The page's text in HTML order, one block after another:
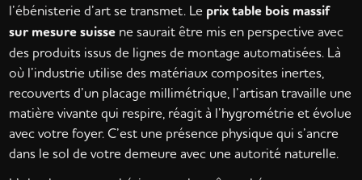
l’ébénisterie d’art se transmet. Le prix table bois massif
sur mesure suisse ne saurait être mis en perspective avec
des produits issus de lignes de montage automatisées. Là
où l’industrie utilise des matériaux composites inertes,
recouverts d’un placage millimétrique, l’artisan travaille une
matière vivante qui respire, réagit à l’hygrométrie et évolue
avec votre foyer. C’est une présence physique qui s’ancre
dans le sol de votre demeure avec une autorité naturelle.